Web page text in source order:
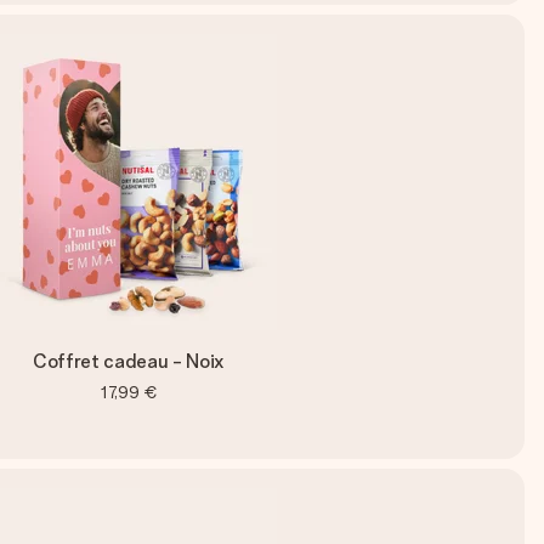
Coffret cadeau - Noix
17,99 €